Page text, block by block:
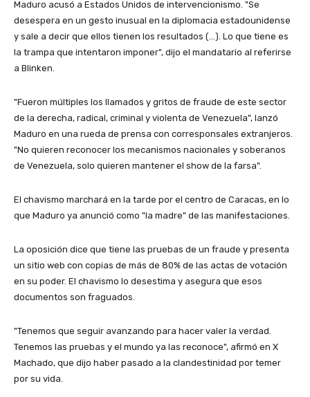
Maduro acusó a Estados Unidos de intervencionismo. "Se
desespera en un gesto inusual en la diplomacia estadounidense
y sale a decir que ellos tienen los resultados (…). Lo que tiene es
la trampa que intentaron imponer", dijo el mandatario al referirse
a Blinken.
"Fueron múltiples los llamados y gritos de fraude de este sector
de la derecha, radical, criminal y violenta de Venezuela", lanzó
Maduro en una rueda de prensa con corresponsales extranjeros.
"No quieren reconocer los mecanismos nacionales y soberanos
de Venezuela, solo quieren mantener el show de la farsa".
El chavismo marchará en la tarde por el centro de Caracas, en lo
que Maduro ya anunció como "la madre" de las manifestaciones.
La oposición dice que tiene las pruebas de un fraude y presenta
un sitio web con copias de más de 80% de las actas de votación
en su poder. El chavismo lo desestima y asegura que esos
documentos son fraguados.
"Tenemos que seguir avanzando para hacer valer la verdad.
Tenemos las pruebas y el mundo ya las reconoce", afirmó en X
Machado, que dijo haber pasado a la clandestinidad por temer
por su vida.